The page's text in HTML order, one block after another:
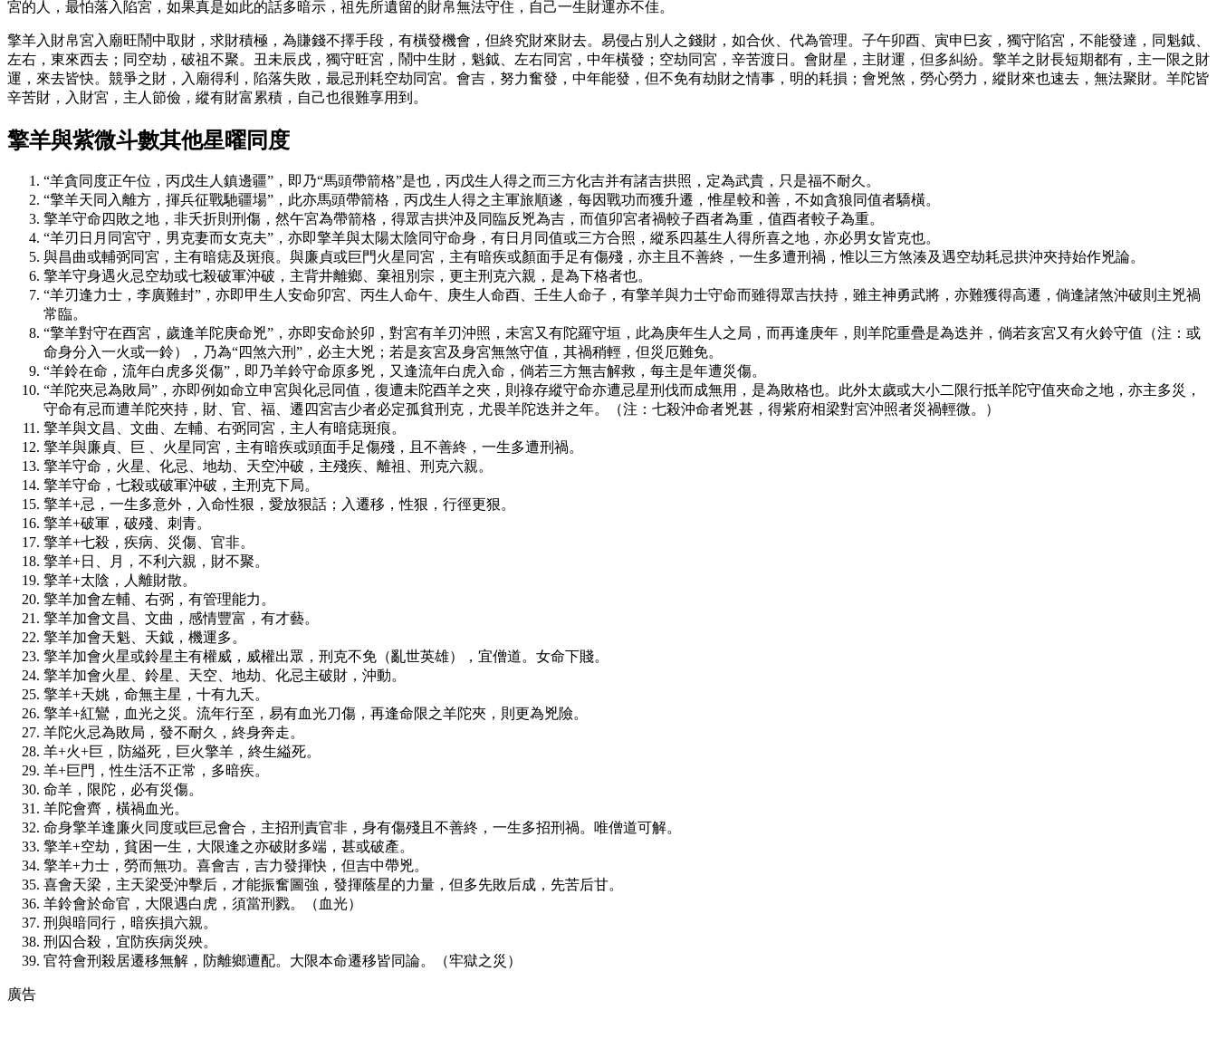
宮的人，最怕落入陷宮，如果真是如此的話多暗示，祖先所遺留的財帛無法守住，自己一生財運亦不佳。
擎羊入財帛宮入廟旺鬧中取財，求財積極，為賺錢不擇手段，有橫發機會，但終究財來財去。易侵占別人之錢財，如合伙、代為管理。子午卯酉、寅申巳亥，獨守陷宮，不能發達，同魁鉞、
左右，東來西去；同空劫，破祖不聚。丑未辰戌，獨守旺宮，鬧中生財，魁鉞、左右同宮，中年橫發；空劫同宮，辛苦渡日。會財星，主財運，但多糾紛。擎羊之財長短期都有，主一限之財
運，來去皆快。競爭之財，入廟得利，陷落失敗，最忌刑耗空劫同宮。會吉，努力奮發，中年能發，但不免有劫財之情事，明的耗損；會兇煞，勞心勞力，縱財來也速去，無法聚財。羊陀皆
辛苦財，入財宮，主人節儉，縱有財富累積，自己也很難享用到。
擎羊與紫微斗數其他星曜同度
“羊貪同度正午位，丙戊生人鎮邊疆”，即乃“馬頭帶箭格”是也，丙戊生人得之而三方化吉并有諸吉拱照，定為武貴，只是福不耐久。
“擎羊天同入離方，揮兵征戰馳疆場”，此亦馬頭帶箭格，丙戊生人得之主軍旅順遂，每因戰功而獲升遷，惟星較和善，不如貪狼同值者驕橫。
擎羊守命四敗之地，非夭折則刑傷，然午宮為帶箭格，得眾吉拱沖及同臨反兇為吉，而值卯宮者禍較子酉者為重，值酉者較子為重。
“羊刃日月同宮守，男克妻而女克夫”，亦即擎羊與太陽太陰同守命身，有日月同值或三方合照，縱系四墓生人得所喜之地，亦必男女皆克也。
與昌曲或輔弼同宮，主有暗痣及斑痕。與廉貞或巨門火星同宮，主有暗疾或顏面手足有傷殘，亦主且不善終，一生多遭刑禍，惟以三方煞湊及遇空劫耗忌拱沖夾持始作兇論。
擎羊守身遇火忌空劫或七殺破軍沖破，主背井離鄉、棄祖別宗，更主刑克六親，是為下格者也。
“羊刃逢力士，李廣難封”，亦即甲生人安命卯宮、丙生人命午、庚生人命酉、壬生人命子，有擎羊與力士守命而雖得眾吉扶持，雖主神勇武將，亦難獲得高遷，倘逢諸煞沖破則主兇禍
常臨。
“擎羊對守在酉宮，歲逢羊陀庚命兇”，亦即安命於卯，對宮有羊刃沖照，未宮又有陀羅守垣，此為庚年生人之局，而再逢庚年，則羊陀重疊是為迭并，倘若亥宮又有火鈴守值（注：或
命身分入一火或一鈴），乃為“四煞六刑”，必主大兇；若是亥宮及身宮無煞守值，其禍稍輕，但災厄難免。
“羊鈴在命，流年白虎多災傷”，即乃羊鈴守命原多兇，又逢流年白虎入命，倘若三方無吉解救，每主是年遭災傷。
“羊陀夾忌為敗局”，亦即例如命立申宮與化忌同值，復遭未陀酉羊之夾，則祿存縱守命亦遭忌星刑伐而成無用，是為敗格也。此外太歲或大小二限行抵羊陀守值夾命之地，亦主多災，
守命有忌而遭羊陀夾持，財、官、福、遷四宮吉少者必定孤貧刑克，尤畏羊陀迭并之年。（注：七殺沖命者兇甚，得紫府相梁對宮沖照者災禍輕微。）
擎羊與文昌、文曲、左輔、右弼同宮，主人有暗痣斑痕。
擎羊與廉貞、巨 、火星同宮，主有暗疾或頭面手足傷殘，且不善終，一生多遭刑禍。
擎羊守命，火星、化忌、地劫、天空沖破，主殘疾、離祖、刑克六親。
擎羊守命，七殺或破軍沖破，主刑克下局。
擎羊+忌，一生多意外，入命性狠，愛放狠話；入遷移，性狠，行徑更狠。
擎羊+破軍，破殘、刺青。
擎羊+七殺，疾病、災傷、官非。
擎羊+日、月，不利六親，財不聚。
擎羊+太陰，人離財散。
擎羊加會左輔、右弼，有管理能力。
擎羊加會文昌、文曲，感情豐富，有才藝。
擎羊加會天魁、天鉞，機運多。
擎羊加會火星或鈴星主有權威，威權出眾，刑克不免（亂世英雄），宜僧道。女命下賤。
擎羊加會火星、鈴星、天空、地劫、化忌主破財，沖動。
擎羊+天姚，命無主星，十有九夭。
擎羊+紅鸞，血光之災。流年行至，易有血光刀傷，再逢命限之羊陀夾，則更為兇險。
羊陀火忌為敗局，發不耐久，終身奔走。
羊+火+巨，防縊死，巨火擎羊，終生縊死。
羊+巨門，性生活不正常，多暗疾。
命羊，限陀，必有災傷。
羊陀會齊，橫禍血光。
命身擎羊逢廉火同度或巨忌會合，主招刑責官非，身有傷殘且不善終，一生多招刑禍。唯僧道可解。
擎羊+空劫，貧困一生，大限逢之亦破財多端，甚或破產。
擎羊+力士，勞而無功。喜會吉，吉力發揮快，但吉中帶兇。
喜會天梁，主天梁受沖擊后，才能振奮圖強，發揮蔭星的力量，但多先敗后成，先苦后甘。
羊鈴會於命官，大限遇白虎，須當刑戮。（血光）
刑與暗同行，暗疾損六親。
刑囚合殺，宜防疾病災殃。
官符會刑殺居遷移無解，防離鄉遭配。大限本命遷移皆同論。（牢獄之災）
廣告